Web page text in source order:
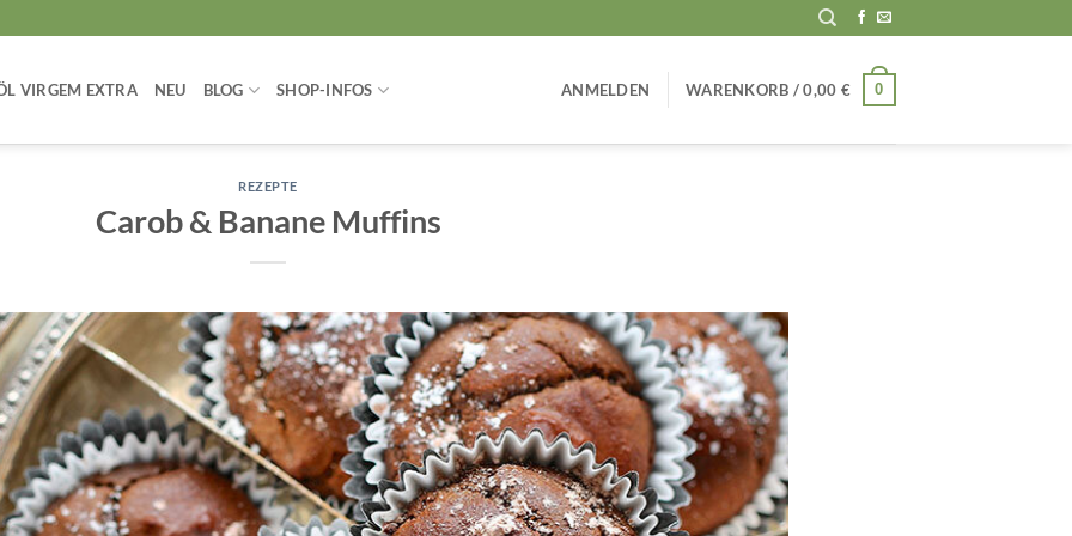
VIRGEM EXTRA NEU BLOG SHOP-INFOS ANMELDEN WARENKORB /0,00 € 0
REZEPTE
Carob & Banane Muffins